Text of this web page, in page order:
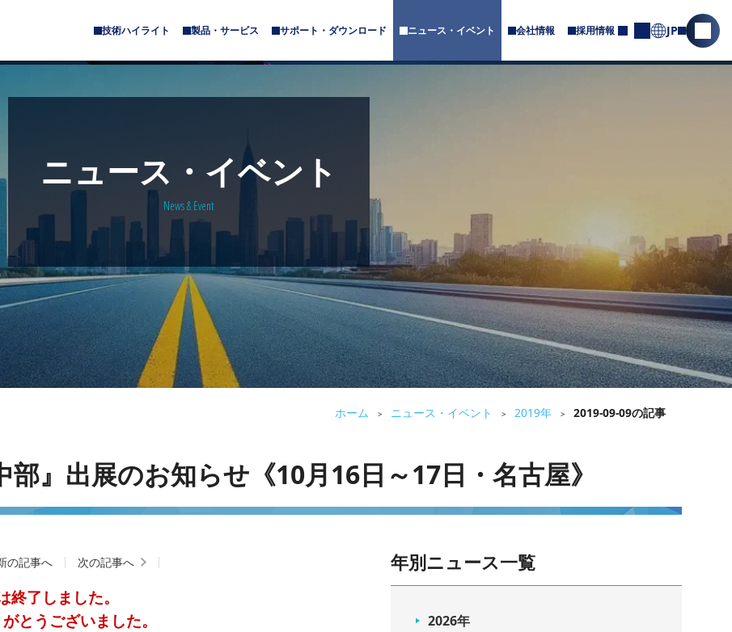
技術ハイライト 製品・サービス
サ
メ
ュ
り
ま
す
サポート・ダウンロード
サ
メ
ュ
ま
ニュース・イベント 会社情報
サ
メ
ュ
が
あ
り
ま
す
採用情報
サ
イ
内
を
く
JP
お
問
合
ニュース・イベント
News & Event
ホーム > ニュース・イベント > 2019年 > 2019-09-09の記事
部』出展のお知らせ《10月16日～17日・名古屋》
の記事へ 次の記事へ
終了しました。
とうございました。
年別ニュース一覧
2026年